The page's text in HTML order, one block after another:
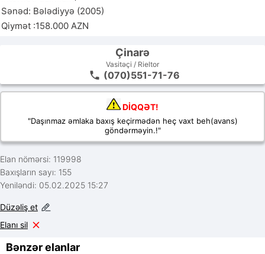
Sənəd: Bələdiyyə (2005)
Qiymət :158.000 AZN
Çinarə
Vasitəçi / Rieltor
(070)551-71-76
DİQQƏT!
"Daşınmaz əmlaka baxış keçirmədən heç vaxt beh(avans)
göndərməyin.!"
Elan nömərsi: 119998
Baxışların sayı: 155
Yeniləndi: 05.02.2025 15:27
Düzəliş et
Elanı sil
Bənzər elanlar